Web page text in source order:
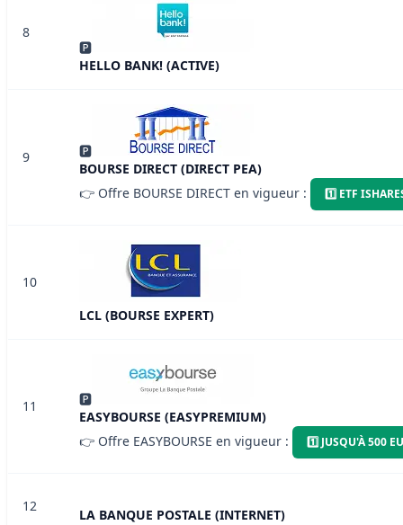
8
🅿
HELLO BANK! (ACTIVE)
9
🅿
BOURSE DIRECT (DIRECT PEA)
👉 Offre BOURSE DIRECT en vigueur :
1️⃣ ETF
10
LCL (BOURSE EXPERT)
11
🅿
EASYBOURSE (EASYPREMIUM)
👉 Offre EASYBOURSE en vigueur :
1️⃣ JUSQU'À 500
12
LA BANQUE POSTALE (INTERNET)